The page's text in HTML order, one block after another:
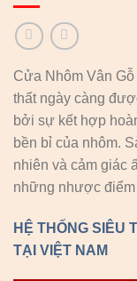
Cửa Nhôm Vân
thất ngày càng
bởi sự kết hợp
bền bỉ của nhôm.
nhiên và cảm giác
những nhược điểm
HỆ THỐNG SIÊU
TẠI VIỆT NAM